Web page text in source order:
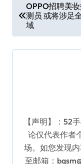
章
导
航
OPPO招聘美
测员 或将涉足
域
【声明】：52
论仅代表作者
场。如您发现
至邮箱：